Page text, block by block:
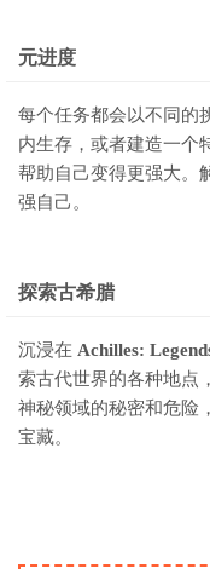
元进度
每个任务都会以不同的
内生存，或者建造一个
帮助自己变得更强大。
强自己。
探索古希腊
沉浸在 Achilles:
索古代世界的各种地点
神秘领域的秘密和危险
宝藏。